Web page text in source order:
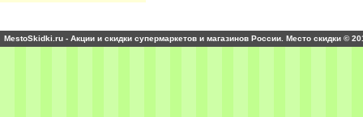
MestoSkidki.ru - Акции и скидки супермаркетов и магазинов России. Место скидки ©